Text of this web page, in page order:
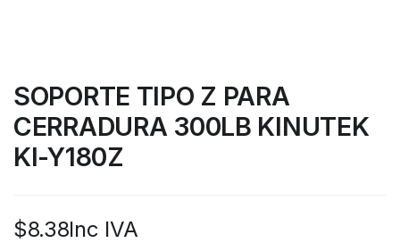
SOPORTE TIPO Z PARA
CERRADURA 300LB KINUTEK
KI-Y180Z
$8.38Inc IVA